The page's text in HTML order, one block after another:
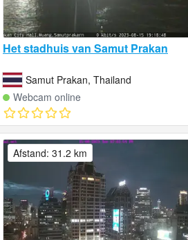
Het stadhuis van Samut Prakan
Samut Prakan, Thailand
Webcam online
Afstand: 31.2 km